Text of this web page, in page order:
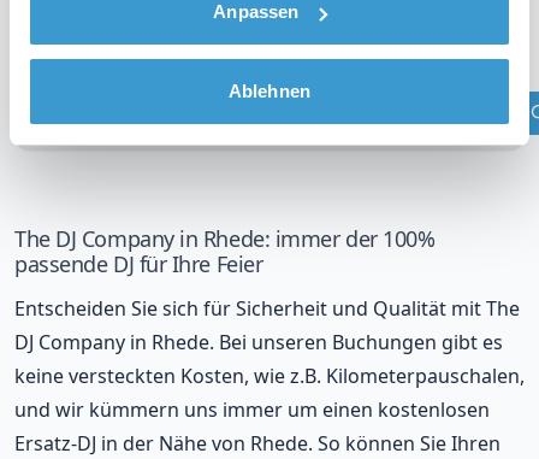
Anpassen
Ablehnen
Überprüfen Sie Ihren Standort
The DJ Company in Rhede: immer der 100%
passende DJ für Ihre Feier
Entscheiden Sie sich für Sicherheit und Qualität mit The
DJ Company in Rhede. Bei unseren Buchungen gibt es
keine versteckten Kosten, wie z.B. Kilometerpauschalen,
und wir kümmern uns immer um einen kostenlosen
Ersatz-DJ in der Nähe von Rhede. So können Sie Ihren